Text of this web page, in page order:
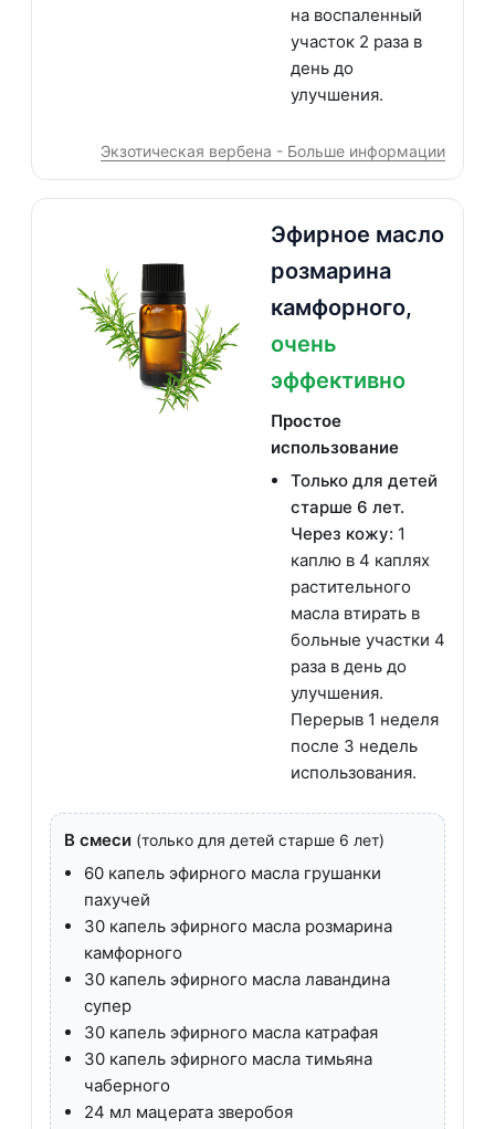
на воспаленный
участок 2 раза в
день до
улучшения.
Экзотическая вербена - Больше информации
Эфирное масло
розмарина
камфорного,
очень
эффективно
Простое
использование
Только для детей
старше 6 лет.
Через кожу: 1
каплю в 4 каплях
растительного
масла втирать в
больные участки 4
раза в день до
улучшения.
Перерыв 1 неделя
после 3 недель
использования.
В смеси (только для детей старше 6 лет)
60 капель эфирного масла грушанки
пахучей
30 капель эфирного масла розмарина
камфорного
30 капель эфирного масла лавандина
супер
30 капель эфирного масла катрафая
30 капель эфирного масла тимьяна
чаберного
24 мл мацерата зверобоя